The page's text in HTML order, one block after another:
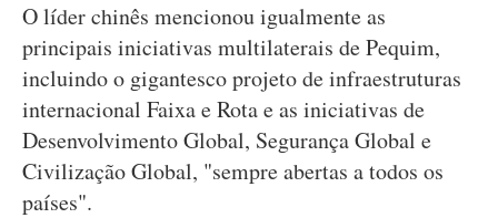
O líder chinês mencionou igualmente as
principais iniciativas multilaterais de Pequim,
incluindo o gigantesco projeto de infraestruturas
internacional Faixa e Rota e as iniciativas de
Desenvolvimento Global, Segurança Global e
Civilização Global, "sempre abertas a todos os
países".